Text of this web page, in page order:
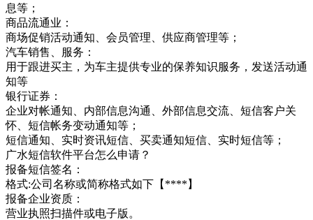
息等；
商品流通业：
商场促销活动通知、会员管理、供应商管理等；
汽车销售、服务：
用于跟进买主，为车主提供专业的保养知识服务，发送活动通
知等
银行证券：
企业对帐通知、内部信息沟通、外部信息交流、短信客户关
怀、短信帐务变动通知等；
短信通知、实时资讯短信、买卖通知短信、实时短信等；
广水短信软件平台怎么申请？
报备短信签名：
格式:公司名称或简称格式如下【****】
报备企业资质：
营业执照扫描件或电子版。